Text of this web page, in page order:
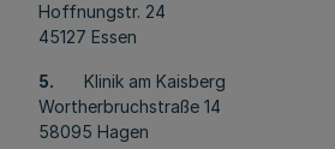
Hoffnungstr. 24
45127 Essen
5.
Klinik am Kaisberg
Wortherbruchstraße 14
58095 Hagen